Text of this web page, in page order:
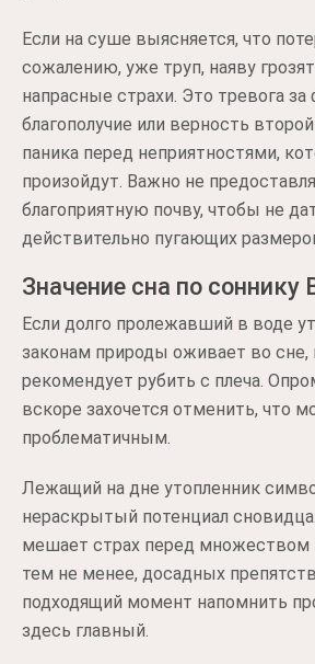
Если на суше выясняется, что
сожалению, уже труп, наяву
напрасные страхи. Это тревога за
благополучие или верность
паника перед неприятностями,
произойдут. Важно не
благоприятную почву, чтобы не
действительно пугающих
Значение сна по соннику
Если долго пролежавший в воде
законам природы оживает во сне,
рекомендует рубить с плеча.
вскоре захочется отменить, что
проблематичным.
Лежащий на дне утопленник
нераскрытый потенциал
мешает страх перед множеством
тем не менее, досадных
подходящий момент напомнить
здесь главный.